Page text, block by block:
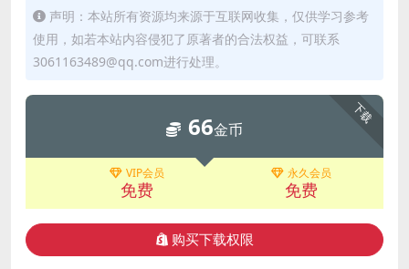
声明：本站所有资源均来源于互联网收集，仅供学习参考
使用，如若本站内容侵犯了原著者的合法权益，可联系
3061163489@qq.com进行处理。
下载
66金币
VIP会员
免费
永久会员
免费
购买下载权限